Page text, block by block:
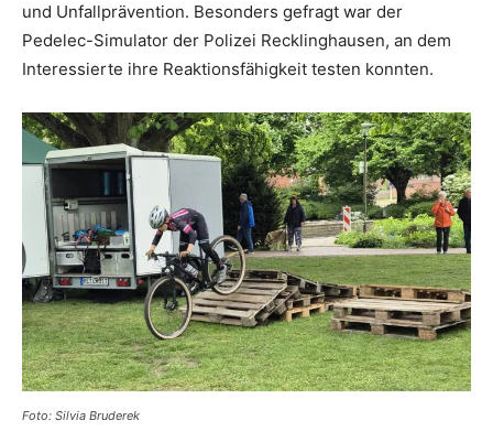
und Unfallprävention. Besonders gefragt war der
Pedelec-Simulator der Polizei Recklinghausen, an dem
Interessierte ihre Reaktionsfähigkeit testen konnten.
Foto: Silvia Bruderek